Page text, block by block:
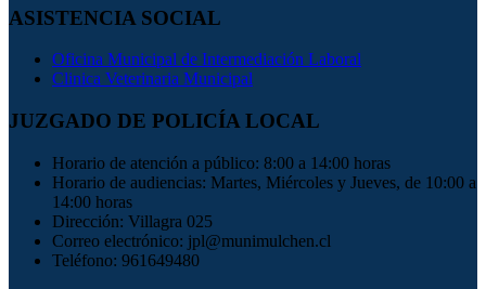
ASISTENCIA SOCIAL
Oficina Municipal de Intermediación Laboral
Clinica Veterinaria Municipal
JUZGADO DE POLICÍA LOCAL
Horario de atención a público: 8:00 a 14:00 horas
Horario de audiencias: Martes, Miércoles y Jueves, de 10:00 a
14:00 horas
Dirección: Villagra 025
Correo electrónico: jpl@munimulchen.cl
Teléfono: 961649480